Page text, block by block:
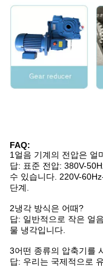
FAQ:
1얼음 기계의 전압은 얼
답: 표준 전압: 380V-
수 있습니다. 220V-
단계.
2냉각 방식은 어때?
답: 일반적으로 작은 얼
물 냉각입니다.
3어떤 종류의 압축기를
답: 우리는 국제적으로